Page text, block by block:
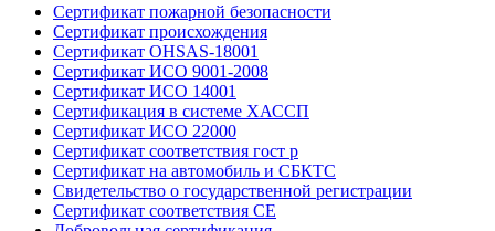
Сертификат пожарной безопасности
Сертификат происхождения
Сертификат OHSAS-18001
Сертификат ИСО 9001-2008
Сертификат ИСО 14001
Сертификация в системе ХАССП
Сертификат ИСО 22000
Сертификат соответствия гост р
Сертификат на автомобиль и СБКТС
Свидетельство о государственной регистрации
Сертификат соответствия СЕ